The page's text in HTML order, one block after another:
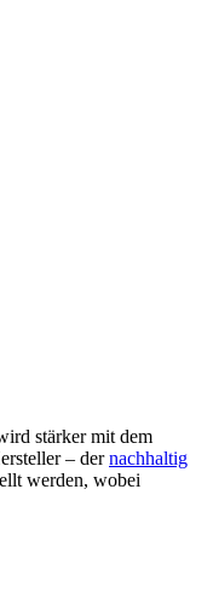
stärker mit dem
– dernachhaltig
werden, wobei